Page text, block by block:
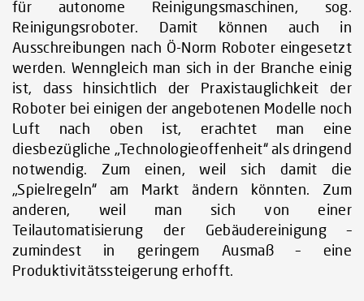
für autonome Reinigungsmaschinen, sog.
Reinigungsroboter. Damit können auch in
Ausschreibungen nach Ö-Norm Roboter eingesetzt
werden. Wenngleich man sich in der Branche einig
ist, dass hinsichtlich der Praxistauglichkeit der
Roboter bei einigen der angebotenen Modelle noch
Luft nach oben ist, erachtet man eine
diesbezügliche „Technologieoffenheit“ als dringend
notwendig. Zum einen, weil sich damit die
„Spielregeln“ am Markt ändern könnten. Zum
anderen, weil man sich von einer
Teilautomatisierung der Gebäudereinigung –
zumindest in geringem Ausmaß – eine
Produktivitätssteigerung erhofft.